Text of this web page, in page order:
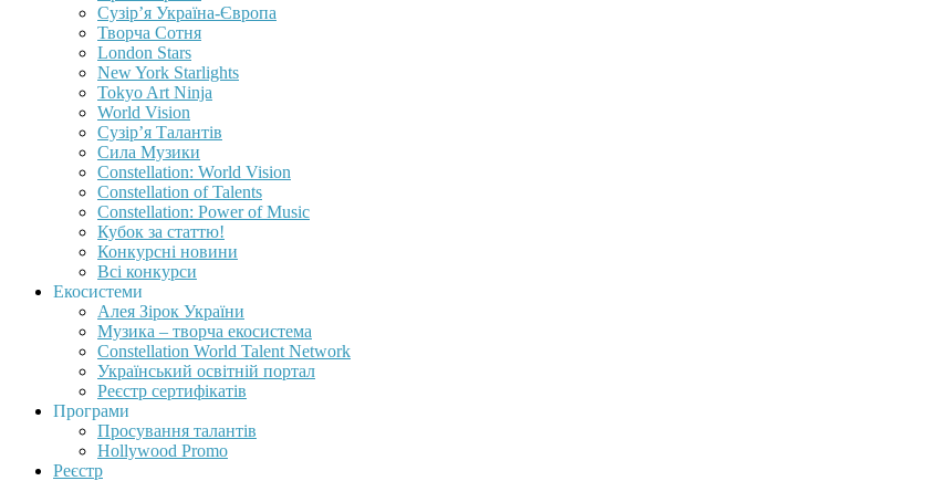
Сузір’я Україна-Європа
Творча Сотня
London Stars
New York Starlights
Tokyo Art Ninja
World Vision
Сузір’я Талантів
Сила Музики
Constellation: World Vision
Constellation of Talents
Constellation: Power of Music
Кубок за статтю!
Конкурсні новини
Всі конкурси
Екосистеми
Алея Зірок України
Музика – творча екосистема
Constellation World Talent Network
Український освітній портал
Реєстр сертифікатів
Програми
Просування талантів
Hollywood Promo
Реєстр